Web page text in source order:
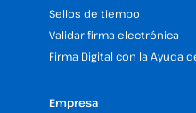
Sellos de tiempo
Validar firma electrónica
Firma Digital con la Ayuda
Empresa